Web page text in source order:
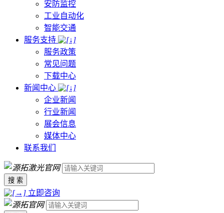
安防监控
工业自动化
智能交通
服务支持
服务政策
常见问题
下载中心
新闻中心
企业新闻
行业新闻
展会信息
媒体中心
联系我们
搜 索
立即咨询